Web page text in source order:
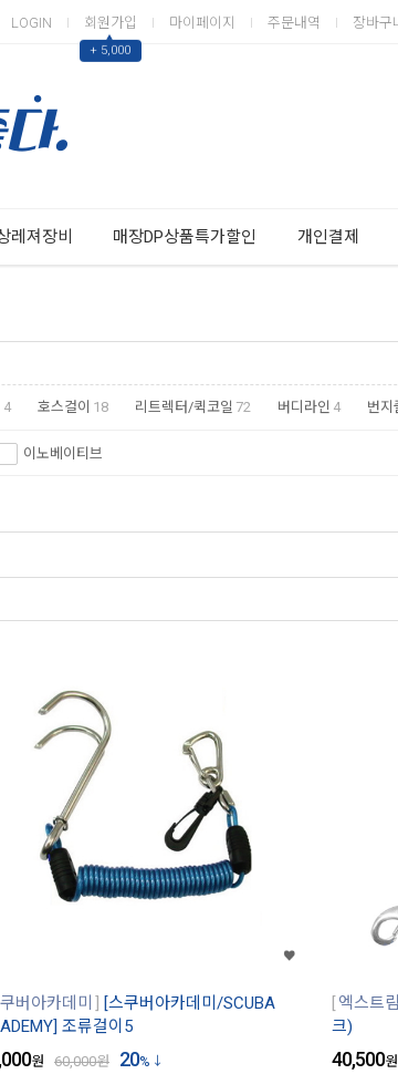
LOGIN 회원가입
▲
+ 5,000
마이페이지 주문내역 장바구
레져장비 매장DP상품특가할인 개인결제
4 호스걸이 18 리트렉터/퀵코일 72 버디라인 4 번지
이노베이티브
버아카데미
[스쿠버아카데미/SCUBA
조류걸이5
원 60,000원 20%
엑스트림
크)
40,500원